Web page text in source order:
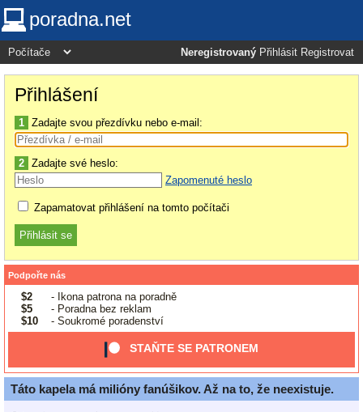
poradna.net
Neregistrovaný Přihlásit Registrovat
Přihlášení
1 Zadajte svou přezdívku nebo e-mail:
2 Zadajte své heslo:
Zapomenuté heslo
Zapamatovat přihlášení na tomto počítači
Podpořte nás
$2
- Ikona patrona na poradně
$5
- Poradna bez reklam
$10
- Soukromé poradenství
STAŇTE SE PATRONEM
Táto kapela má milióny fanúšikov. Až na to, že neexistuje.